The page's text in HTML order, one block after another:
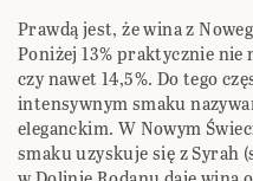
Prawdą jest, że wina z
Poniżej 13% praktycznie nie
czy nawet 14,5%. Do tego
intensywnym smaku
eleganckim. W Nowym
smaku uzyskuje się z Syrah